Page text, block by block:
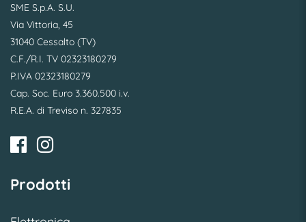
SME S.p.A. S.U.
Via Vittoria, 45
31040 Cessalto (TV)
C.F./R.I. TV 02323180279
P.IVA 02323180279
Cap. Soc. Euro 3.360.500 i.v.
R.E.A. di Treviso n. 327835
Prodotti